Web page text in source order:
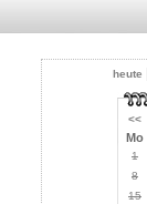
heute
<<
Mo
1
8
15